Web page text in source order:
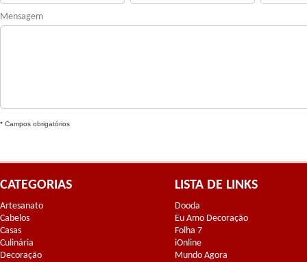
Mensagem
* Campos obrigatórios
CATEGORIAS
Artesanato
Cabelos
Casas
Culinária
Decoração
LISTA DE LINKS
Dooda
Eu Amo Decoração
Folha 7
iOnline
Mundo Agora